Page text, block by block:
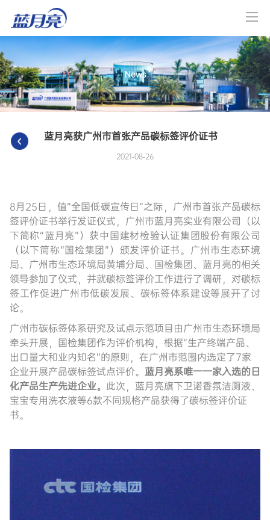
News
蓝月亮获广州市首张产品碳标签评价证书
2021-08-26
8月25日，值“全国低碳宣传日”之际，广州市首张产品碳标
签评价证书举行发证仪式，广州市蓝月亮实业有限公司（以
下简称“蓝月亮”）获中国建材检验认证集团股份有限公司
（以下简称“国检集团”）颁发评价证书。广州市生态环境
局、广州市生态环境局黄埔分局、国检集团、蓝月亮的相关
领导参加了仪式，并就碳标签评价工作进行了调研，对碳标
签工作促进广州市低碳发展、碳标签体系建设等展开了讨
论。
广州市碳标签体系研究及试点示范项目由广州市生态环境局
牵头开展，国检集团作为评价机构，根据“生产终端产品、
出口量大和业内知名”的原则，在广州市范围内选定了7家
企业开展产品碳标签试点评价。 蓝月亮系唯一一家入选的日
化产品生产先进企业。 此次，蓝月亮旗下卫诺香氛洁厕液、
宝宝专用洗衣液等6款不同规格产品获得了碳标签评价证
书。